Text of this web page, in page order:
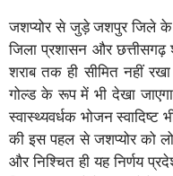
जशप्योर से जुड़े जशपुर जिले के
जिला प्रशासन और
शराब तक ही सीमित नहीं
गोल्ड के रूप में भी देखा
स्वास्थ्यवर्धक भोजन
की इस पहल से जशप्योर को
और निश्चित ही यह निर्णय